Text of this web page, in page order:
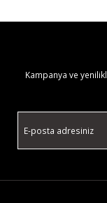
Kampanya ve